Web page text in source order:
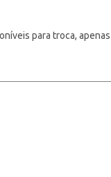
para troca,